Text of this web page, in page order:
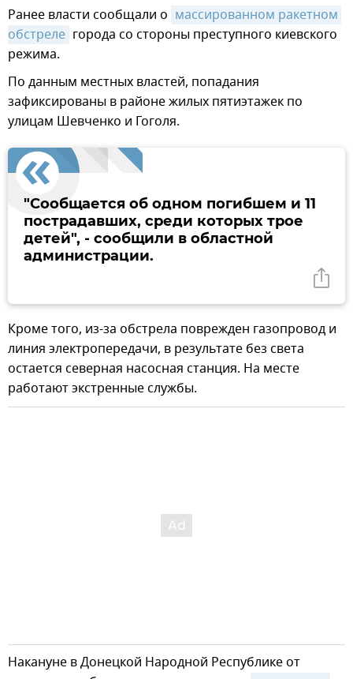
Ранее власти сообщали о массированном ракетном
обстреле города со стороны преступного киевского
режима.
По данным местных властей, попадания
зафиксированы в районе жилых пятиэтажек по
улицам Шевченко и Гоголя.
"Сообщается об одном погибшем и 11
пострадавших, среди которых трое
детей", - сообщили в областной
администрации.
Кроме того, из-за обстрела поврежден газопровод и
линия электропередачи, в результате без света
остается северная насосная станция. На месте
работают экстренные службы.
Накануне в Донецкой Народной Республике от